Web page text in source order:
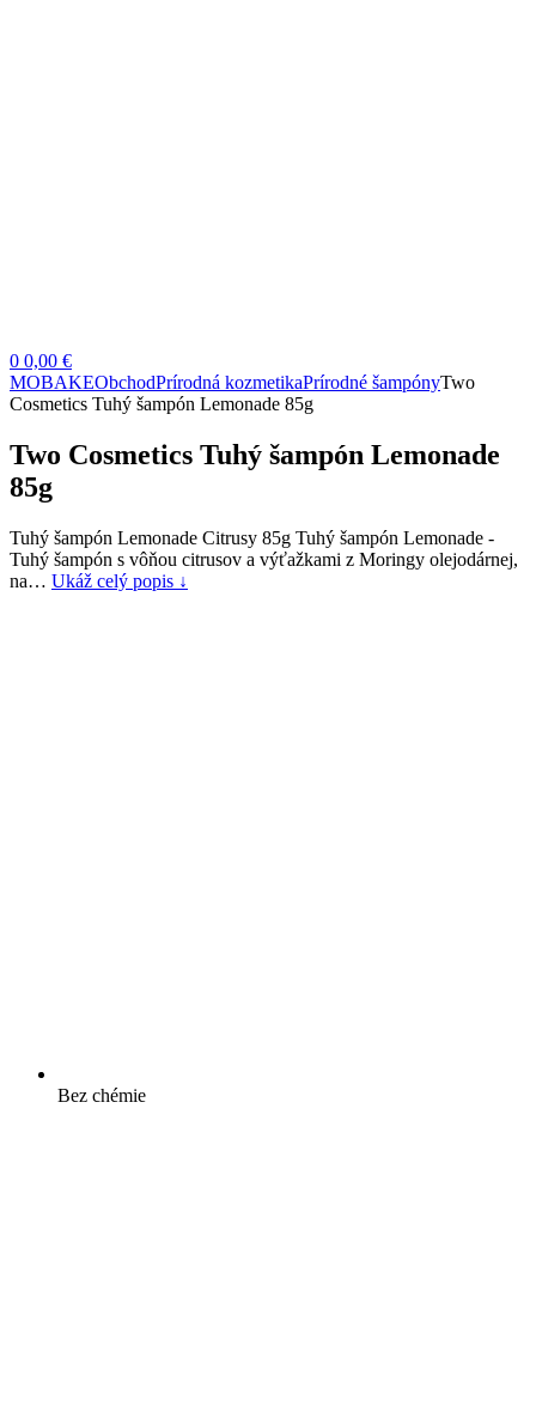
0 0,00 €
MOBAKEObchodPrírodná kozmetikaPrírodné šampónyTwo
Cosmetics Tuhý šampón Lemonade 85g
Two Cosmetics Tuhý šampón Lemonade
85g
Tuhý šampón Lemonade Citrusy 85g Tuhý šampón Lemonade -
Tuhý šampón s vôňou citrusov a výťažkami z Moringy olejodárnej,
na… Ukáž celý popis ↓
Bez chémie